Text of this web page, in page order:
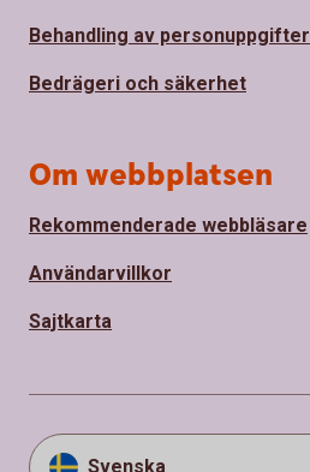
Behandling av personuppgifter
Bedrägeri och säkerhet
Om webbplatsen
Rekommenderade webbläsare
Användarvillkor
Sajtkarta
Svenska